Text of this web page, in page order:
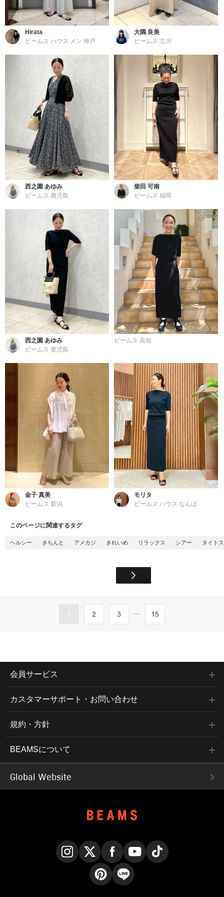
Hirata
ビームス ハウス メン 神戸
大隅 良美
ビームス 立川
西之園 あゆみ
ビームス 鹿児島
柴田 可南
ビームス 福岡
西之園 あゆみ
ビームス 鹿児島
ビームス 高知
金子 真美
ビームス 新潟
モリタ
ビームス ハウス なんば
このページに関連するタグ
ヘルシー きちんと アメカジ きれいめ リラックス シアー タイト
1 2 3 ... 15
会員サービス
カスタマーサポート・お問い合わせ
規約・方針
BEAMSについて
Global Website